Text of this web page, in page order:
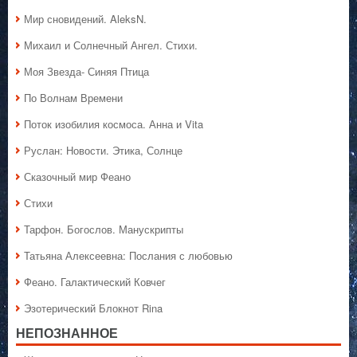
Мир сновидений. AleksN.
Михаил и Солнечный Ангел. Стихи.
Моя Звезда- Синяя Птица
По Волнам Времени
Поток изобилия космоса. Анна и Vita
Руслан: Новости. Этика, Солнце
Сказочный мир Феано
Стихи
Тарфон. Богослов. Манускрипты
Татьяна Алексеевна: Послания с любовью
Феано. Галактический Ковчег
Эзотерический Блокнот Rina
НЕПОЗНАННОЕ